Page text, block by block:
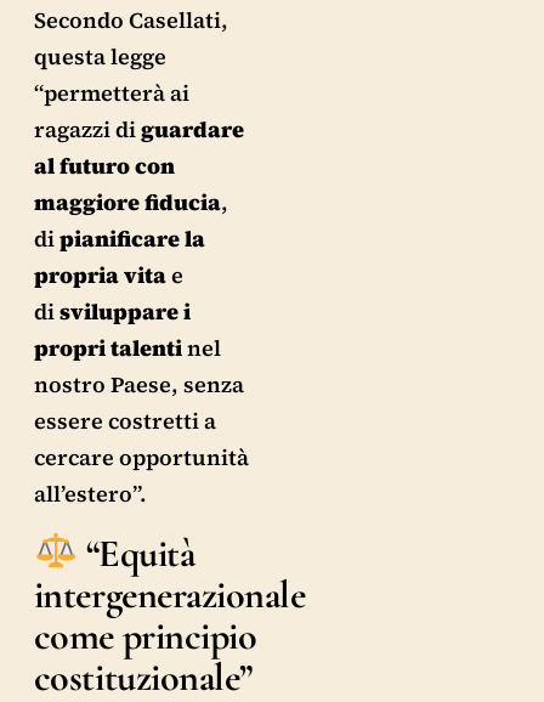
Secondo Casellati,
questa legge
“permetterà ai
ragazzi diguardare
al futuro con
maggiore fiducia,
dipianificare la
propria vitae
disviluppare i
propri talentinel
nostro Paese, senza
essere costretti a
cercare opportunità
all’estero”.
“Equità
intergenerazionale
come principio
costituzionale”